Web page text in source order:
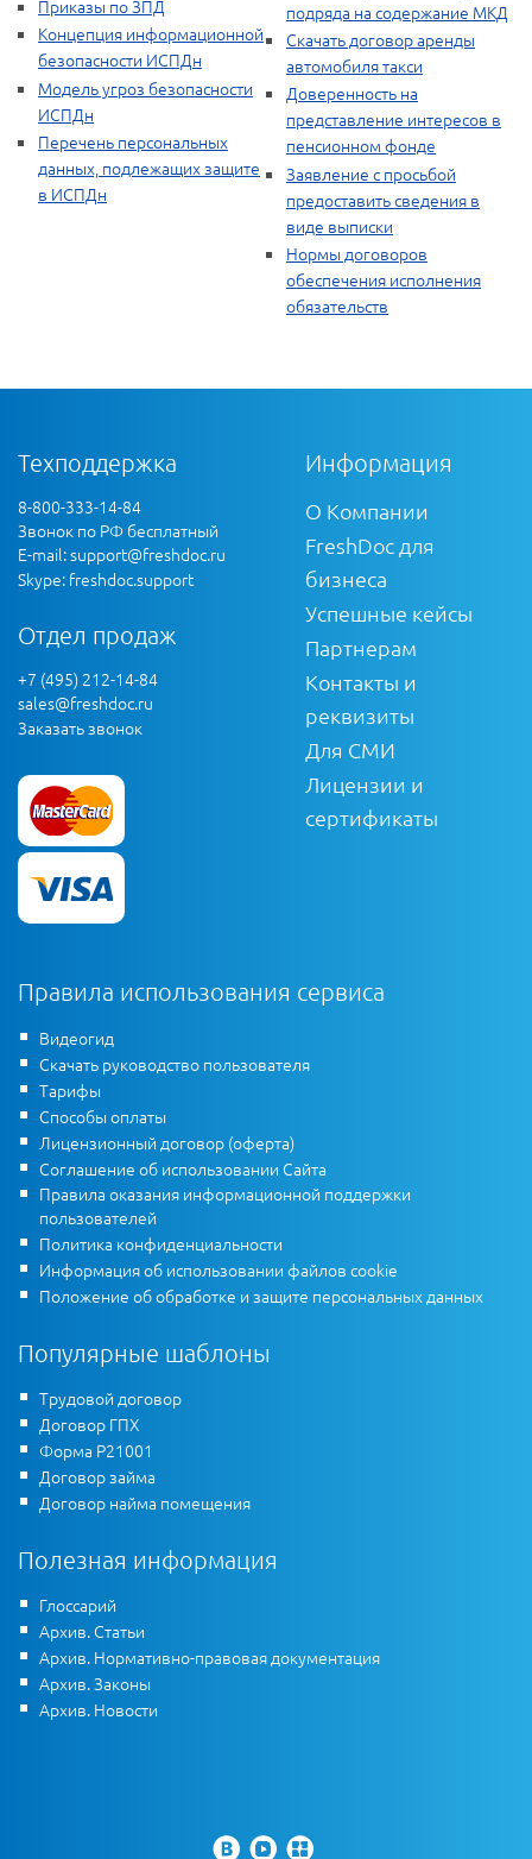
Приказы по ЗПД
Концепция информационной
безопасности ИСПДн
Модель угроз безопасности
ИСПДн
Перечень персональных
данных, подлежащих защите
в ИСПДн
подряда на содержание МКД
Скачать договор аренды
автомобиля такси
Доверенность на
представление интересов в
пенсионном фонде
Заявление с просьбой
предоставить сведения в
виде выписки
Нормы договоров
обеспечения исполнения
обязательств
Техподдержка
8-800-333-14-84
Звонок по РФ бесплатный
E-mail:support@freshdoc.ru
Skype: freshdoc.support
Отдел продаж
+7 (495) 212-14-84
sales@freshdoc.ru
Заказать звонок
Информация
О Компании
FreshDoc для
бизнеса
Успешные кейсы
Партнерам
Контакты и
реквизиты
Для СМИ
Лицензии и
сертификаты
Правила использования сервиса
Видеогид
Скачать руководство пользователя
Тарифы
Способы оплаты
Лицензионный договор (оферта)
Соглашение об использовании Сайта
Правила оказания информационной поддержки
пользователей
Политика конфиденциальности
Информация об использовании файлов cookie
Положение об обработке и защите персональных данных
Популярные шаблоны
Трудовой договор
Договор ГПХ
Форма Р21001
Договор займа
Договор найма помещения
Полезная информация
Глоссарий
Архив. Статьи
Архив. Нормативно-правовая документация
Архив. Законы
Архив. Новости